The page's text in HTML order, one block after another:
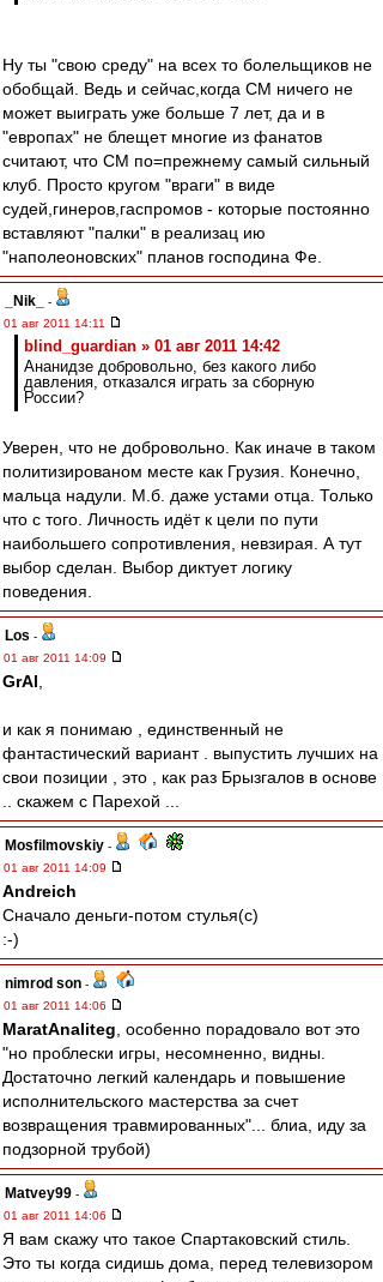
Ну ты "свою среду" на всех то болельщиков не
обобщай. Ведь и сейчас,когда СМ ничего не
может выиграть уже больше 7 лет, да и в
"европах" не блещет многие из фанатов
считают, что СМ по=прежнему самый сильный
клуб. Просто кругом "враги" в виде
судей,гинеров,гаспромов - которые постоянно
вставляют "палки" в реализац ию
"наполеоновских" планов господина Фе.
_Nik_
-
01 авг 2011 14:11
blind_guardian » 01 авг 2011 14:42
Ананидзе добровольно, без какого либо
давления, отказался играть за сборную
России?
Уверен, что не добровольно. Как иначе в таком
политизированом месте как Грузия. Конечно,
мальца надули. М.б. даже устами отца. Только
что с того. Личность идёт к цели по пути
наибольшего сопротивления, невзирая. А тут
выбор сделан. Выбор диктует логику
поведения.
Los -
01 авг 2011 14:09
GrAl
и как я понимаю , единственный не
фантастический вариант . выпустить лучших на
свои позиции , это , как раз Брызгалов в основе
.. скажем с Парехой ...
Mosfilmovskiy -
01 авг 2011 14:09
Andreich
Сначало деньги-потом стулья(с)
:-)
nimrod son -
01 авг 2011 14:06
MaratAnaliteg , особенно порадовало вот это
"но проблески игры, несомненно, видны.
Достаточно легкий календарь и повышение
исполнительского мастерства за счет
возвращения травмированных"... блиа, иду за
подзорной трубой)
Matvey99 -
01 авг 2011 14:06
Я вам скажу что такое Спартаковский стиль.
Это ты когда сидишь дома, перед телевизором